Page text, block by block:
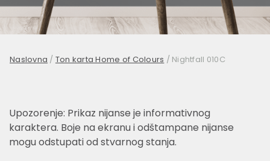
Naslovna / Ton karta Home of Colours / Nightfall 010C
Upozorenje: Prikaz nijanse je informativnog
karaktera. Boje na ekranu i odštampane nijanse
mogu odstupati od stvarnog stanja.